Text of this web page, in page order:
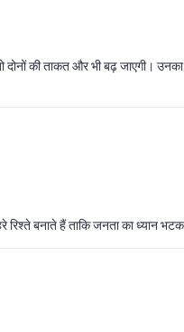
दोनों की ताकत और भी बढ़ जाएगी।
बनाते हैं ताकि जनता का ध्यान